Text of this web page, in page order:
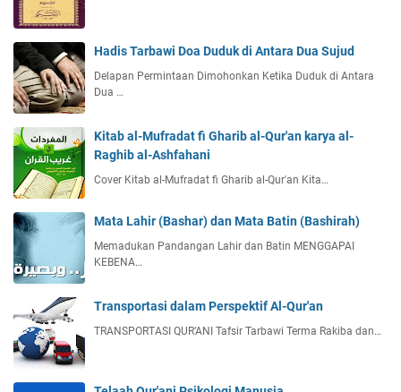
Hadis Tarbawi Doa Duduk di Antara Dua Sujud
Delapan Permintaan Dimohonkan Ketika Duduk di Antara
Dua …
Kitab al-Mufradat fi Gharib al-Qur'an karya al-
Raghib al-Ashfahani
Cover Kitab al-Mufradat fi Gharib al-Qur'an Kita…
Mata Lahir (Bashar) dan Mata Batin (Bashirah)
Memadukan Pandangan Lahir dan Batin MENGGAPAI
KEBENA…
Transportasi dalam Perspektif Al-Qur'an
TRANSPORTASI QUR’ANI Tafsir Tarbawi Terma Rakiba dan…